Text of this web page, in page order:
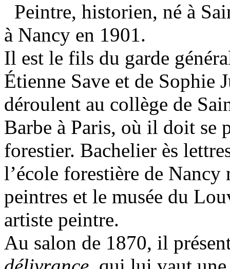
Peintre, historien, né à
à Nancy en 1901.
Il est le fils du garde
Étienne Save et de Sophie
déroulent au collège de
Barbe à Paris, où il doit se
forestier. Bachelier ès
l’école forestière de
peintres et le musée du
artiste peintre.
Au salon de 1870, il